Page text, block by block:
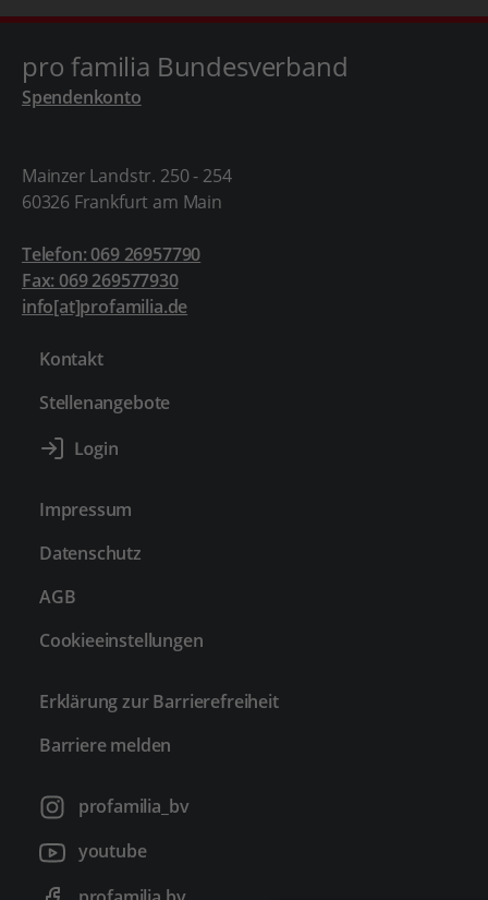
pro familia Bundesverband
Spendenkonto
Mainzer Landstr. 250 - 254
60326 Frankfurt am Main
Telefon: 069 26957790
Fax: 069 269577930
info[at]profamilia.de
Kontakt
Stellenangebote
Impressum
Datenschutz
AGB
Cookieeinstellungen
Erklärung zur Barrierefreiheit
Barriere melden
profamilia_bv
youtube